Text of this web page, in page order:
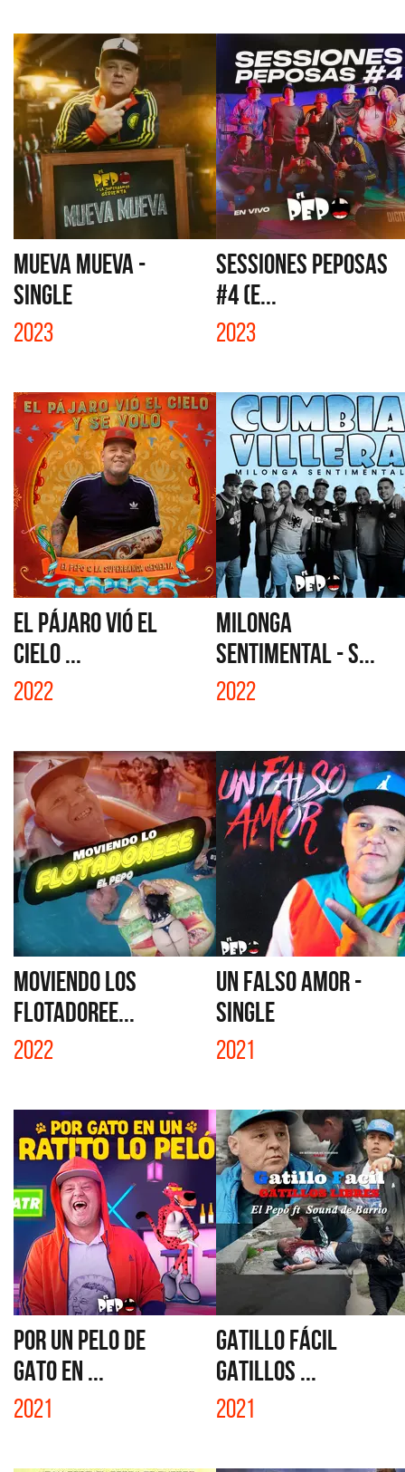
MUEVA MUEVA -
SINGLE
2023
SESSIONES PEPOSAS
#4 (E...
2023
EL PÁJARO VIÓ EL
CIELO ...
2022
MILONGA
SENTIMENTAL - S...
2022
MOVIENDO LOS
FLOTADOREE...
2022
UN FALSO AMOR -
SINGLE
2021
POR UN PELO DE
GATO EN ...
2021
GATILLO FÁCIL
GATILLOS ...
2021